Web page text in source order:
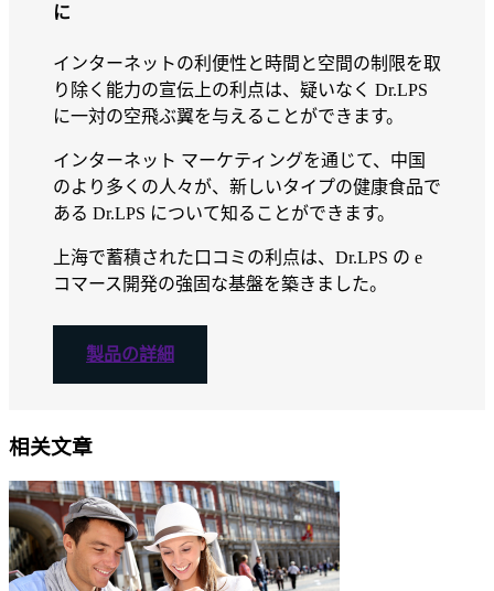
に
インターネットの利便性と時間と空間の制限を取
り除く能力の宣伝上の利点は、疑いなく Dr.LPS
に一対の空飛ぶ翼を与えることができます。
インターネット マーケティングを通じて、中国
のより多くの人々が、新しいタイプの健康食品で
ある Dr.LPS について知ることができます。
上海で蓄積された口コミの利点は、Dr.LPS の e
コマース開発の強固な基盤を築きました。
製品の詳細
相关文章